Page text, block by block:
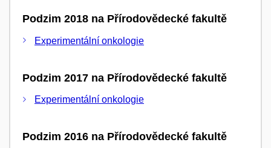
Podzim 2018 na Přírodovědecké fakultě
Experimentální onkologie
Podzim 2017 na Přírodovědecké fakultě
Experimentální onkologie
Podzim 2016 na Přírodovědecké fakultě